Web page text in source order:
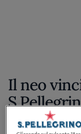
Il neo